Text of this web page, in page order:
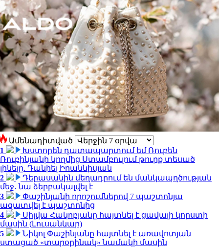
Ամենադիտված
1
Խստորեն դատապարտում եմ Ռուբեն
Ռուբինյանի կողմից Ստամբուլում թուրք տեսած
լինելը. Դանիել Իոաննիսյան
2
Դերասանին մեղադրում են մանկապղծության
մեջ․ նա ձերբակալվել է
3
Փաշինյանի որոշումներով 7 պաշտոնյա
ազատվել է պաշտոնից
4
Սիլվա Հակոբյանը հայտնել է ցավալի կորստի
մասին (Լուսանկար)
5
Նիկոլ Փաշինյանը հայտնել է առավոտյան
ստացած «տարօրինակ» նամակի մասին